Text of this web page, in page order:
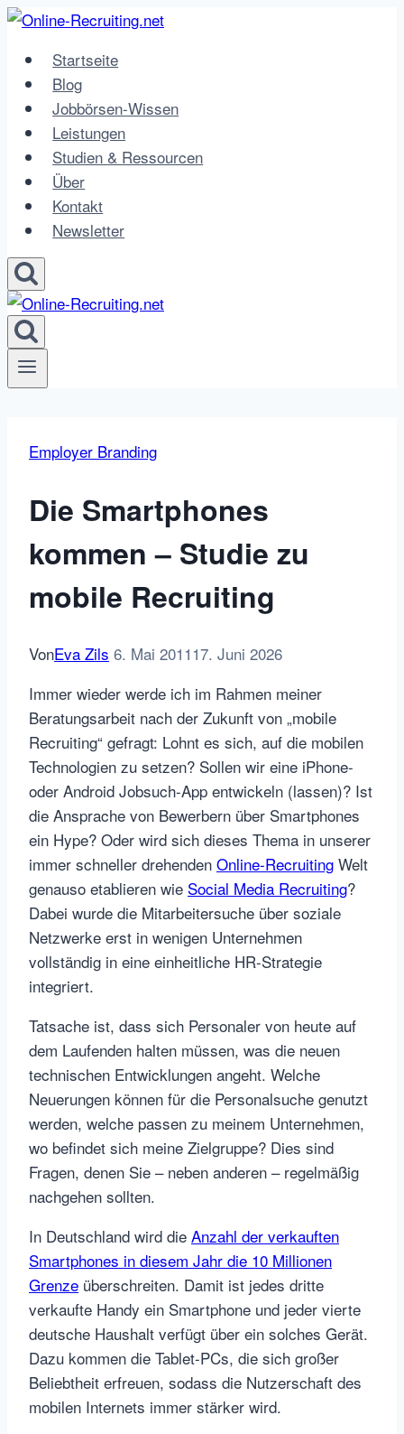
Zum
springenStartseite
Blog
Jobbörsen-Wissen
Leistungen
Studien & Ressourcen
Über
Kontakt
Newsletter
Employer Branding
Die Smartphones
kommen – Studie zu
mobile Recruiting
VonEva Zils 6. Mai 201117. Juni 2026
Immer wieder werde ich im Rahmen meiner
Beratungsarbeit nach der Zukunft von „mobile
Recruiting“ gefragt: Lohnt es sich, auf die mobilen
Technologien zu setzen? Sollen wir eine iPhone-
oder Android Jobsuch-App entwickeln (lassen)? Ist
die Ansprache von Bewerbern über Smartphones
ein Hype? Oder wird sich dieses Thema in unserer
immer schneller drehenden Online-Recruiting Welt
genauso etablieren wie Social Media Recruiting?
Dabei wurde die Mitarbeitersuche über soziale
Netzwerke erst in wenigen Unternehmen
vollständig in eine einheitliche HR-Strategie
integriert.
Tatsache ist, dass sich Personaler von heute auf
dem Laufenden halten müssen, was die neuen
technischen Entwicklungen angeht. Welche
Neuerungen können für die Personalsuche genutzt
werden, welche passen zu meinem Unternehmen,
wo befindet sich meine Zielgruppe? Dies sind
Fragen, denen Sie – neben anderen – regelmäßig
nachgehen sollten.
In Deutschland wird die Anzahl der verkauften
Smartphones in diesem Jahr die 10 Millionen
Grenze überschreiten. Damit ist jedes dritte
verkaufte Handy ein Smartphone und jeder vierte
deutsche Haushalt verfügt über ein solches Gerät.
Dazu kommen die Tablet-PCs, die sich großer
Beliebtheit erfreuen, sodass die Nutzerschaft des
mobilen Internets immer stärker wird.